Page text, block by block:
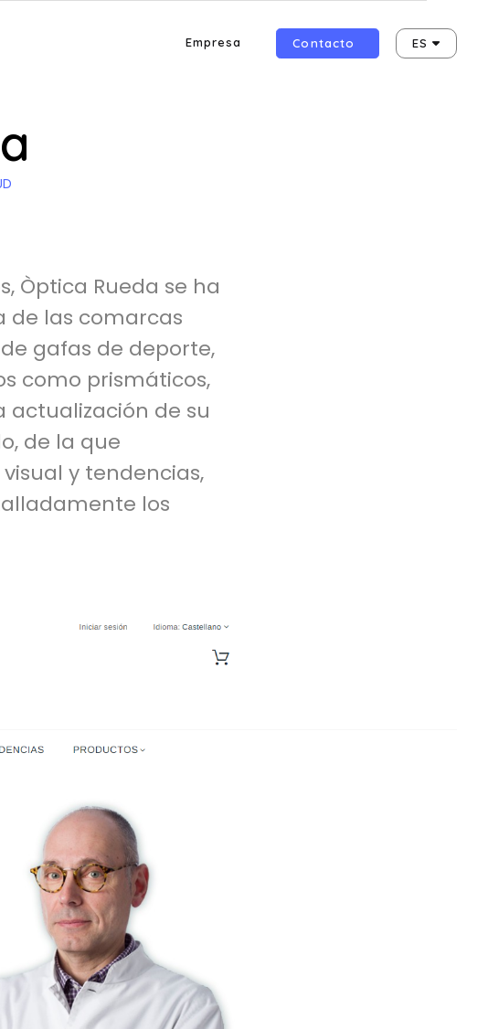
ES
Contacto
Empresa
Òptica Rueda se ha
de las comarcas
gafas de deporte,
como prismáticos,
actualización de su
de la que
y tendencias,
los